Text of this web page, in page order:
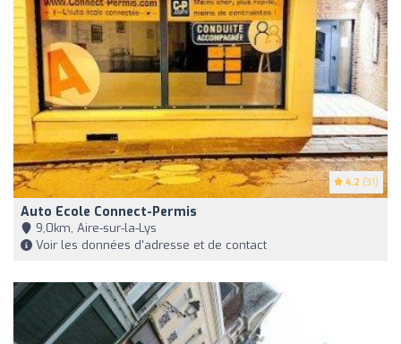
4.2 (31)
Auto Ecole Connect-Permis
9,0km, Aire-sur-la-Lys
Voir les données d'adresse et de contact